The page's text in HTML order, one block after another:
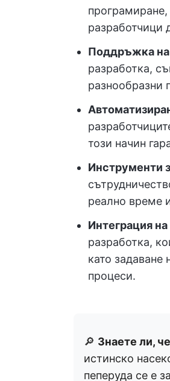
разработчици
Поддръжка на
разработка,
разнообразни
този начин
Инструменти
реално време
Интеграция
разработка,
като задаване
процеси.
🔎 Знаете ли,
истинско
пеперуда се е